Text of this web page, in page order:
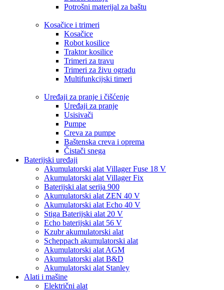
Potrošni materijal za baštu
Kosačice i trimeri
Kosačice
Robot kosilice
Traktor kosilice
Trimeri za travu
Trimeri za živu ogradu
Multifunkcijski timeri
Uređaji za pranje i čišćenje
Uređaji za pranje
Usisivači
Pumpe
Creva za pumpe
Baštenska creva i oprema
Čistači snega
Baterijski uređaji
Akumulatorski alat Villager Fuse 18 V
Akumulatorski alat Villager Fix
Baterijski alat serija 900
Akumulatorski alat ZEN 40 V
Akumulatorski alat Echo 40 V
Stiga Baterijski alat 20 V
Echo baterijski alat 56 V
Kzubr akumulatorski alat
Scheppach akumulatorski alat
Akumulatorski alat AGM
Akumulatorski alat B&D
Akumulatorski alat Stanley
Alati i mašine
Električni alat